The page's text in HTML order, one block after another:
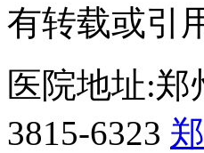
有转载或引
医院地址:郑
3815-6323